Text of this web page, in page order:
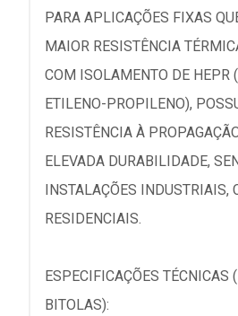
PARA APLICAÇÕES FIXAS
MAIOR RESISTÊNCIA
COM ISOLAMENTO DE HEPR
ETILENO-PROPILENO),
RESISTÊNCIA À
ELEVADA DURABILIDADE,
INSTALAÇÕES INDUSTRIAIS,
RESIDENCIAIS.
ESPECIFICAÇÕES TÉCNICAS
BITOLAS):